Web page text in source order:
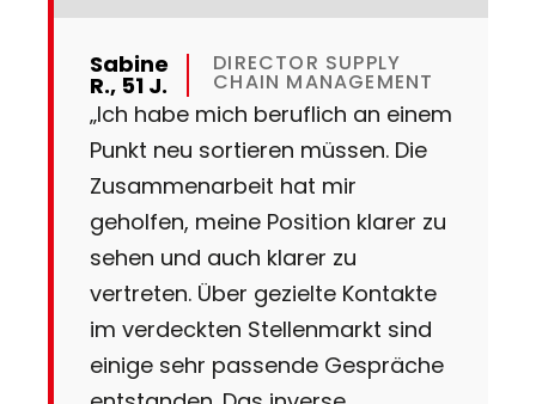
Sabine
R., 51 J.
DIRECTOR SUPPLY
CHAIN MANAGEMENT
„Ich habe mich beruflich an einem
Punkt neu sortieren müssen. Die
Zusammenarbeit hat mir
geholfen, meine Position klarer zu
sehen und auch klarer zu
vertreten. Über gezielte Kontakte
im verdeckten Stellenmarkt sind
einige sehr passende Gespräche